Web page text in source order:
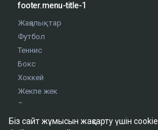
footer.menu-title-1
Жаңалықтар
Футбол
Теннис
Бокс
Хоккей
Жекпе жек
Оқиғалар
Олимпиада
Біз сайт жұмысын жақсарту үшін cookie